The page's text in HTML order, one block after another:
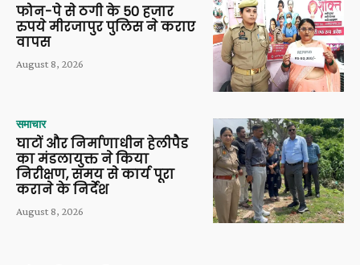
फोन-पे से ठगी के 50 हजार
रुपये मीरजापुर पुलिस ने कराए
वापस
August 8, 2026
समाचार
घाटों और निर्माणाधीन हेलीपैड
का मंडलायुक्त ने किया
निरीक्षण, समय से कार्य पूरा
कराने के निर्देश
August 8, 2026